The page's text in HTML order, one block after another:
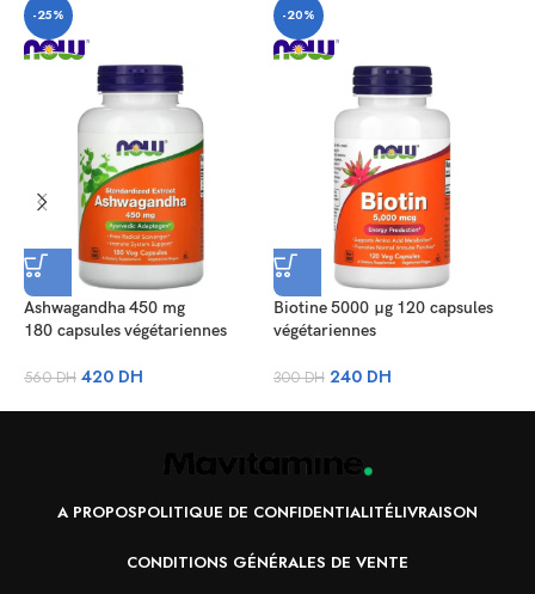
-25%
Ashwagandha 450 mg
180 capsules végétariennes
560DH 420 DH
-20%
Biotine 5000 µg 120 capsules
végétariennes
300DH 240 DH
A PROPOSPOLITIQUE DE CONFIDENTIALITÉLIVRAISON
CONDITIONS GÉNÉRALES DE VENTE